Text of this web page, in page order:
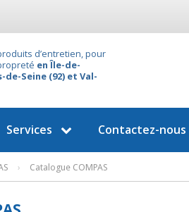
d’entretien, pour
en Île-de-
de-Seine (92) et Val-
Services Contactez-nous
› Catalogue COMPAS